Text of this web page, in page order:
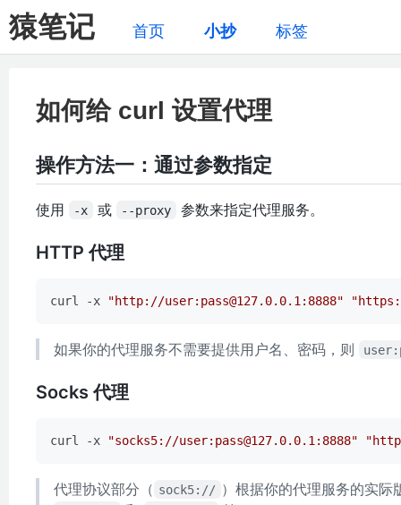
猿笔记 首页 小抄 标签
如何给 curl 设置代理
操作方法一：通过参数指定
使用 -x 或 --proxy 参数来指定代理服务。
HTTP 代理
curl -x "http://user:pass@127.0.0.1:8888"
如果你的代理服务不需要提供用户名、密码，则
Socks 代理
curl -x "socks5://user:pass@127.0.0.1:8888"
代理协议部分（ sock5:// ）根据你的代理服务的实际